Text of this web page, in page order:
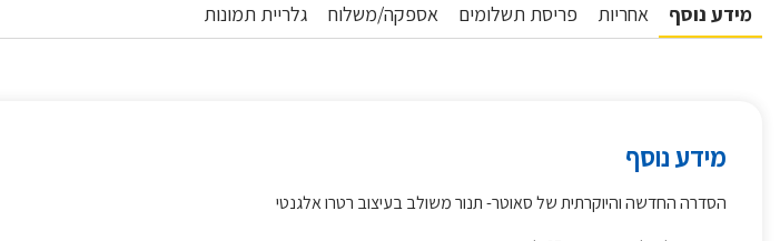
מידע נוסף אחריות פריסת תשלומים אספקה/משלוח גלריית תמונות
מידע נוסף
הסדרה החדשה והיוקרתית של סאוטר- תנור משולב בעיצוב רטרו אלגנטי